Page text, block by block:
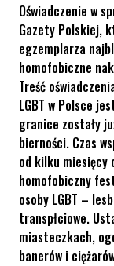
Oświadczenie w
Gazety Polskiej,
egzemplarza
homofobiczne
Treść
LGBT w Polsce
granice zostały
bierności. Czas
od kilku miesięcy
homofobiczny
osoby LGBT –
transpłciowe.
miasteczkach,
banerów i